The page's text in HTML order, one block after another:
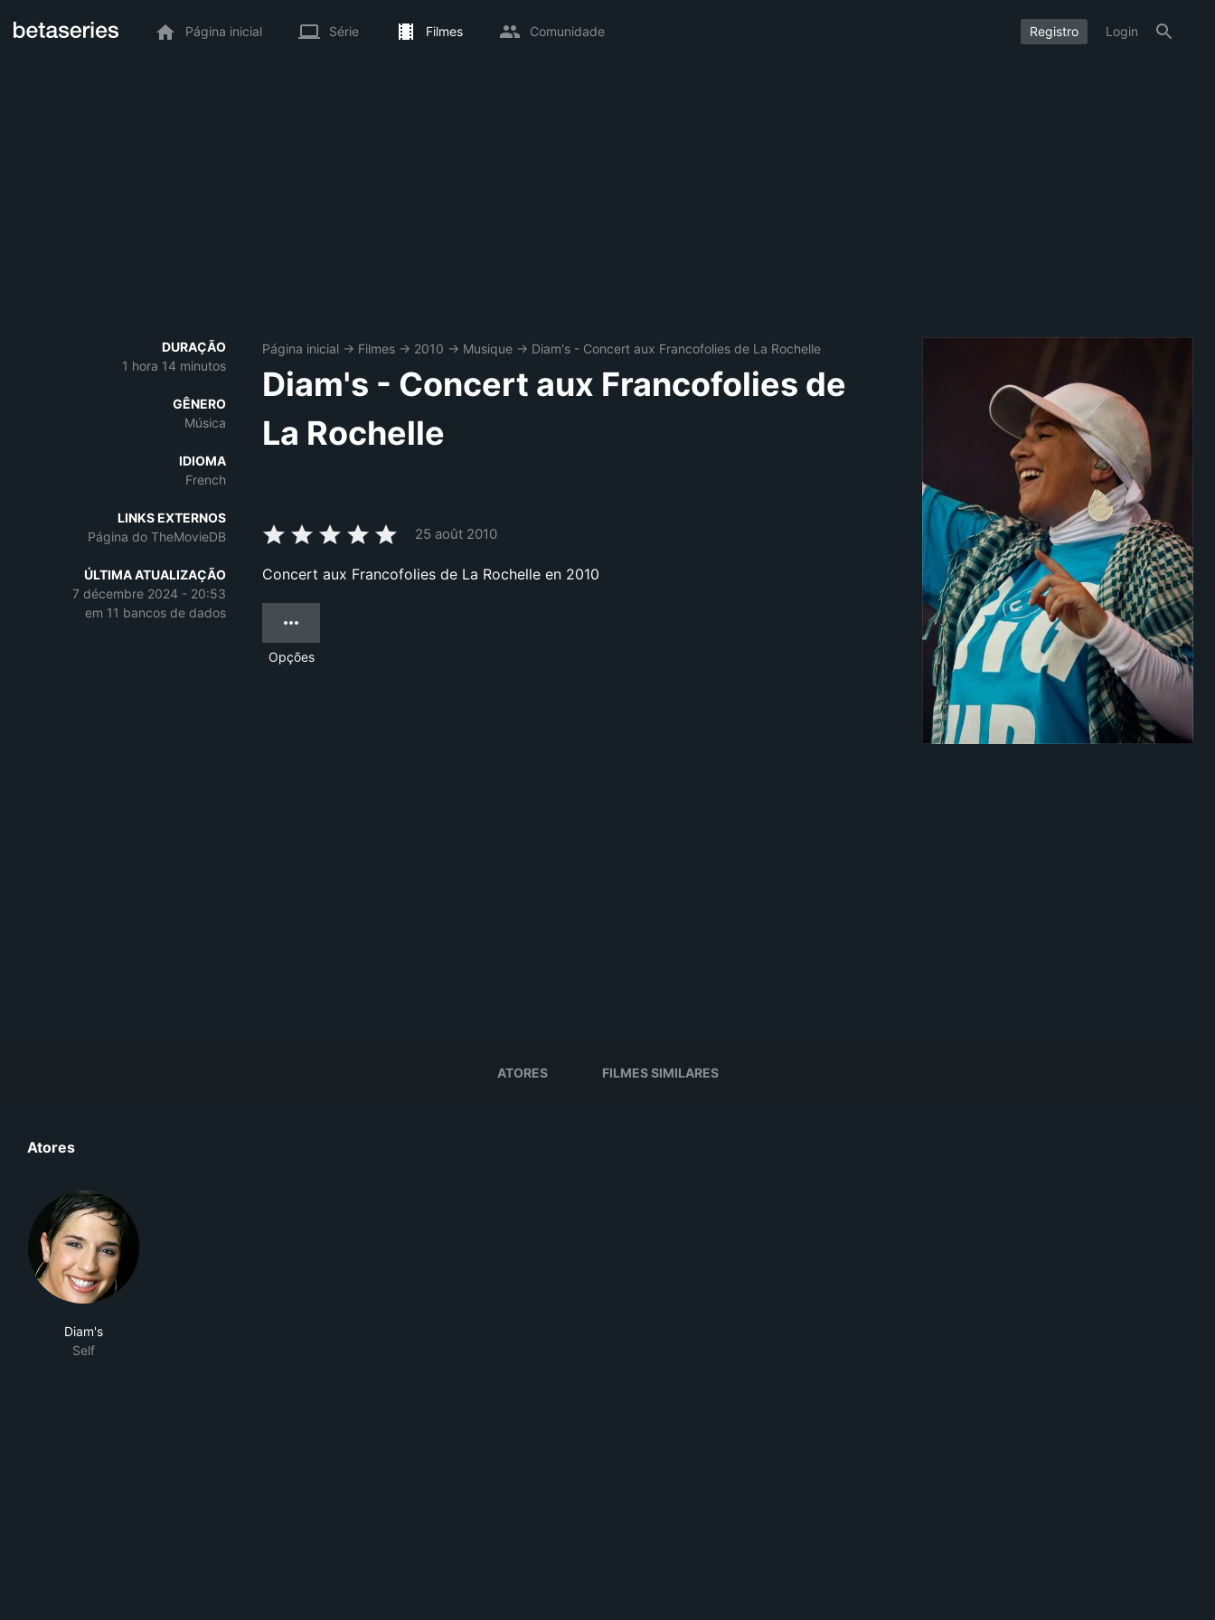
Página inicial Série Filmes Comunidade Registro Login
DURAÇÃO
1 hora 14 minutos
GÊNERO
Música
IDIOMA
French
LINKS EXTERNOS
Página do TheMovieDB
ÚLTIMA ATUALIZAÇÃO
7 décembre 2024 - 20:53
em 11 bancos de dados
Página inicial → Filmes → 2010 → Musique → Diam's - Concert aux Francofolies de La Rochelle
Diam's - Concert aux Francofolies de
La Rochelle
25 août 2010
Concert aux Francofolies de La Rochelle en 2010
Opções
ATORES FILMES SIMILARES
Atores
Diam's
Self